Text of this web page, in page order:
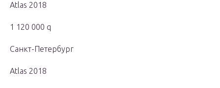
Atlas 2018
1 120 000 q
Санкт-Петербург
Atlas 2018